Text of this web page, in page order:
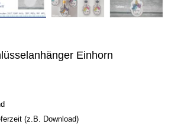
Einhorn
(z.B. Download)